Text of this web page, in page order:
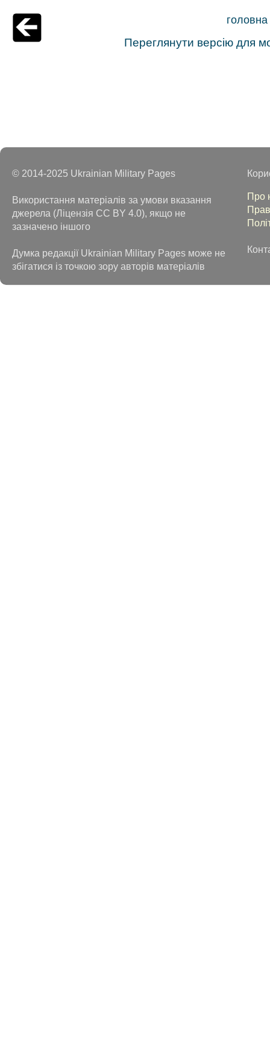
головна
Переглянути версію для
© 2014-2025 Ukrainian Military Pages
Використання матеріалів за умови вказання
джерела (Ліцензія CC BY 4.0), якщо не
зазначено іншого
Думка редакції Ukrainian Military Pages може не
збігатися із точкою зору авторів матеріалів
Про